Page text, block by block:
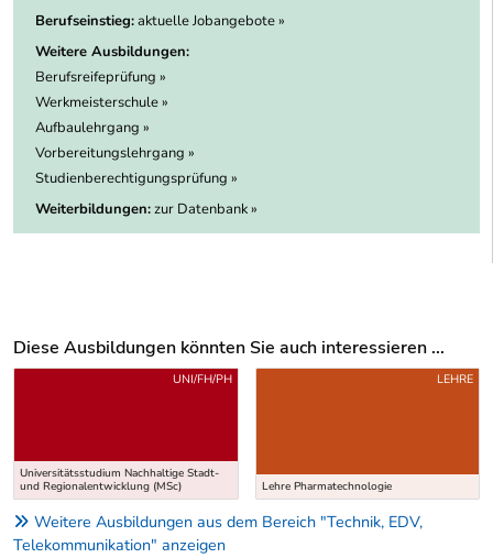
Berufseinstieg:aktuelle Jobangebote »
Weitere Ausbildungen:
Berufsreifeprüfung »
Werkmeisterschule »
Aufbaulehrgang »
Vorbereitungslehrgang »
Studienberechtigungsprüfung »
Weiterbildungen:zur Datenbank »
Diese Ausbildungen könnten Sie auch interessieren ...
Uber weitere Ausbildungsvorschläge
Universitätsstudium Nachhaltige Stadt-
und Regionalentwicklung (MSc)
UNI/FH/PH
Lehre Pharmatechnologie
LEHRE
Weitere Ausbildungen aus dem Bereich "Technik, EDV,
Telekommunikation" anzeigen